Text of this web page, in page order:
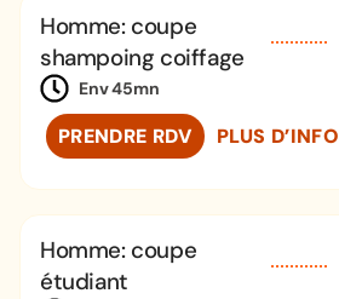
Homme: coupe
shampoing coiffage
Env 45mn
PRENDRE RDV PLUS D’INFO
Homme: coupe
étudiant